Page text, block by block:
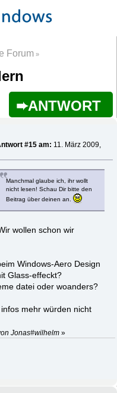
Forum »
ANTWORT
#15 am: 11. März 2009,
Manchmal glaube ich, ihr wollt
nicht lesen! Schau Dir bitte den
Beitrag über deinen an.
wollen schon wir
Windows-Aero Design
Glass-effeckt?
datei oder woanders?
mehr würden nicht
Jonas#wilhelm »